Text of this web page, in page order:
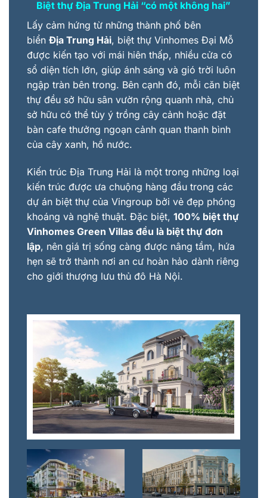
Biệt thự Địa Trung Hải “có một không hai”
Lấy cảm hứng từ những thành phố bên
biển Địa Trung Hải, biệt thự Vinhomes Đại Mỗ
được kiến tạo với mái hiên thấp, nhiều cửa có
sổ diện tích lớn, giúp ánh sáng và gió trời luôn
ngập tràn bên trong. Bên cạnh đó, mỗi căn biệt
thự đều sở hữu sân vườn rộng quanh nhà, chủ
sở hữu có thể tùy ý trồng cây cảnh hoặc đặt
bàn cafe thưởng ngoạn cảnh quan thanh bình
của cây xanh, hồ nước.
Kiến trúc Địa Trung Hải là một trong những loại
kiến trúc được ưa chuộng hàng đầu trong các
dự án biệt thự của Vingroup bởi vẻ đẹp phóng
khoáng và nghệ thuật. Đặc biệt, 100% biệt thự
Vinhomes Green Villas đều là biệt thự đơn
lập, nên giá trị sống càng được nâng tầm, hứa
hẹn sẽ trở thành nơi an cư hoàn hảo dành riêng
cho giới thượng lưu thủ đô Hà Nội.